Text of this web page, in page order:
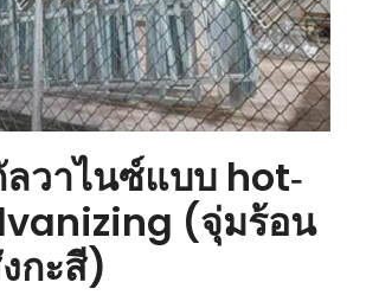
วาไนซ์แบบ hot‐
(จุ่มร้อน
กะสี)